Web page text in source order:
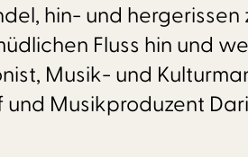
hin- und
Fluss hin und
Musik- und
Musikproduzent